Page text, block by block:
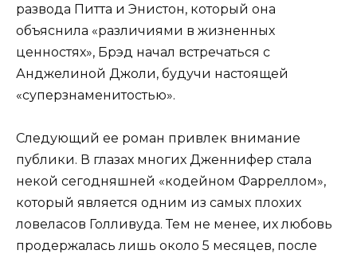
развода Питта и Энистон, который она
объяснила «различиями в жизненных
ценностях», Брэд начал встречаться с
Анджелиной Джоли, будучи настоящей
«суперзнаменитостью».
Следующий ее роман привлек внимание
публики. В глазах многих Дженнифер стала
некой сегодняшней «кодейном Фарреллом»,
который является одним из самых плохих
ловеласов Голливуда. Тем не менее, их любовь
продержалась лишь около 5 месяцев, после